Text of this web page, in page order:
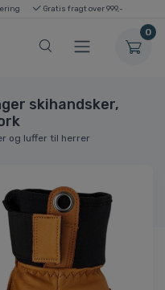
Gratis fragt over 999,-
0
skihandsker,
og luffer til herrer